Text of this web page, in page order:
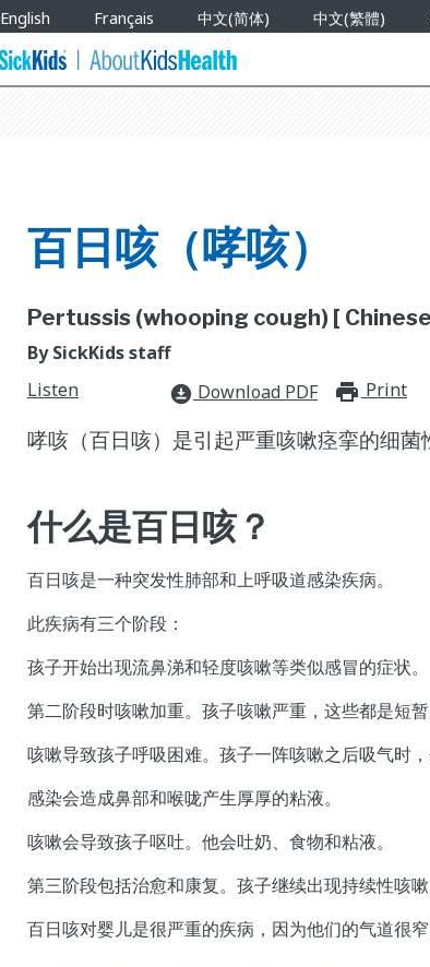
English Français 中文(简体) 中文(繁體)
百日咳（哮咳）
Pertussis (whooping cough) [
By SickKids staff
Listen
download_for_offline Download PDF Print
哮咳（百日咳）是引起严重咳嗽痉挛的细菌
什么是百日咳？
百日咳是一种突发性肺部和上呼吸道感染疾病。
此疾病有三个阶段：
孩子开始出现流鼻涕和轻度咳嗽等类似感冒的症状。
第二阶段时咳嗽加重。孩子咳嗽严重，这些都是短
咳嗽导致孩子呼吸困难。孩子一阵咳嗽之后吸气时
感染会造成鼻部和喉咙产生厚厚的粘液。
咳嗽会导致孩子呕吐。他会吐奶、食物和粘液。
第三阶段包括治愈和康复。孩子继续出现持续性咳嗽
百日咳对婴儿是很严重的疾病，因为他们的气道很